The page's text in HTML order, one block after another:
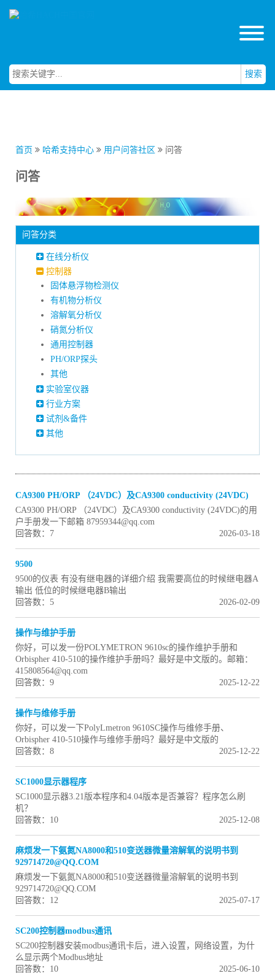
搜索
首页 哈希支持中心 用户问答社区 问答
问答
问答分类
在线分析仪
控制器
固体悬浮物检测仪
有机物分析仪
溶解氧分析仪
硝氮分析仪
通用控制器
PH/ORP探头
其他
实验室仪器
行业方案
试剂&备件
其他
CA9300 PH/ORP （24VDC）及CA9300 conductivity (24VDC)
CA9300 PH/ORP （24VDC）及CA9300 conductivity (24VDC)的用
户手册发一下邮箱 87959344@qq.com
2026-03-18
回答数：7
9500
9500的仪表 有没有继电器的详细介绍 我需要高位的时候继电器A
输出 低位的时候继电器B输出
2026-02-09
回答数：5
操作与维护手册
你好，可以发一份POLYMETRON 9610sc的操作维护手册和
Orbispher 410-510的操作维护手册吗？最好是中文版的。邮箱：
415808564@qq.com
2025-12-22
回答数：9
操作与维修手册
你好，可以发一下PolyLmetron 9610SC操作与维修手册、
Orbispher 410-510操作与维修手册吗？最好是中文版的
2025-12-22
回答数：8
SC1000显示器程序
SC1000显示器3.21版本程序和4.04版本是否兼容？程序怎么刷
机？
2025-12-08
回答数：10
麻烦发一下氨氮NA8000和510变送器微量溶解氧的说明书到
929714720@QQ.COM
麻烦发一下氨氮NA8000和510变送器微量溶解氧的说明书到
929714720@QQ.COM
2025-07-17
回答数：12
SC200控制器modbus通讯
SC200控制器安装modbus通讯卡后，进入设置，网络设置，为什
么显示两个Modbus地址
2025-06-10
回答数：10